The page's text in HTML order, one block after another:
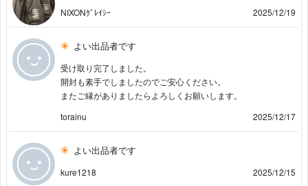
NIXONｸﾞﾚｲｼｰ 2025/12/19
よい出品者です
受け取り完了しました。
開封も素手でしましたのでご安心ください。
またご縁がありましたらよろしくお願いします。
torainu
2025/12/17
よい出品者です
kure1218 2025/12/15